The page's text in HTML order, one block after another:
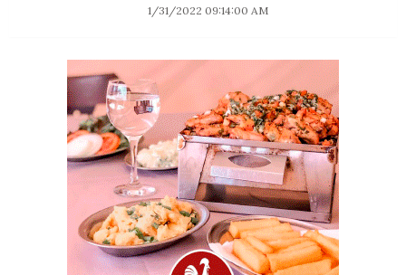
1/31/2022 09:14:00 AM